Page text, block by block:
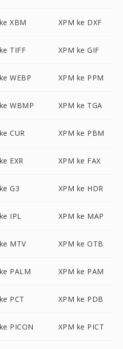
XBM XPM ke DXF
TIFF XPM ke GIF
WEBP XPM ke PPM
WBMP XPM ke TGA
CUR XPM ke PBM
EXR XPM ke FAX
G3 XPM ke HDR
IPL XPM ke MAP
MTV XPM ke OTB
PALM XPM ke PAM
PCT XPM ke PDB
PICON XPM ke PICT